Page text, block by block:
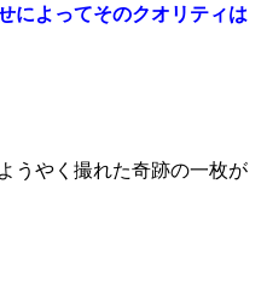
によってそのクオリティは
うやく撮れた奇跡の一枚が